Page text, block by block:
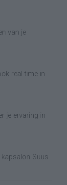
van je
real time in
je ervaring in
Suus.